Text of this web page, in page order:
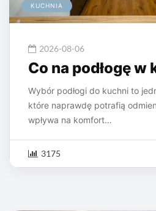
KUCHNIA
2026-08-06
Co na podłogę w
Wybór podłogi do kuchni to
które naprawdę potrafią
wpływa na komfort…
3175